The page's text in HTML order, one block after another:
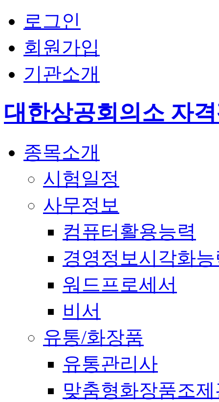
로그인
회원가입
기관소개
대한상공회의소 자
종목소개
시험일정
사무정보
컴퓨터활용능력
경영정보시각화
워드프로세서
비서
유통/화장품
유통관리사
맞춤형화장품조